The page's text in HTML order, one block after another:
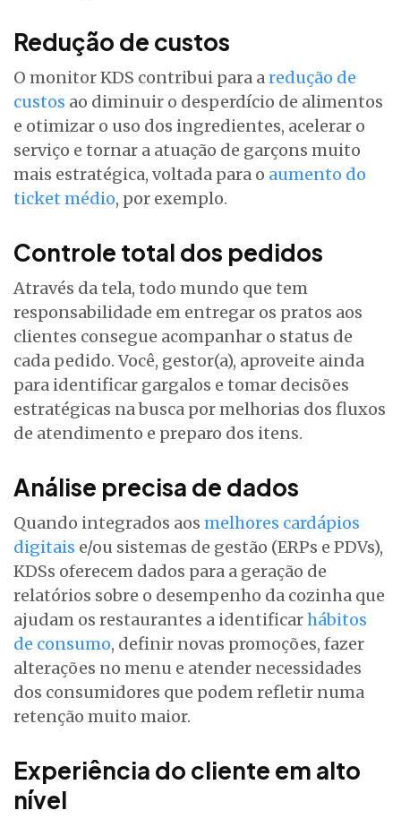
Redução de custos
O monitor KDS contribui para aredução de
custos ao diminuir o desperdício de alimentos
e otimizar o uso dos ingredientes, acelerar o
serviço e tornar a atuação de garçons muito
mais estratégica, voltada para o aumento do
ticket médio, por exemplo.
Controle total dos pedidos
Através da tela, todo mundo que tem
responsabilidade em entregar os pratos aos
clientes consegue acompanhar o status de
cada pedido. Você, gestor(a), aproveite ainda
para identificar gargalos e tomar decisões
estratégicas na busca por melhorias dos fluxos
de atendimento e preparo dos itens.
Análise precisa de dados
Quando integrados aos melhores cardápios
digitais e/ou sistemas de gestão (ERPs e PDVs),
KDSs oferecem dados para a geração de
relatórios sobre o desempenho da cozinha que
ajudam os restaurantes a identificarhábitos
de consumo, definir novas promoções, fazer
alterações no menu e atender necessidades
dos consumidores que podem refletir numa
retenção muito maior.
Experiência do cliente em alto
nível